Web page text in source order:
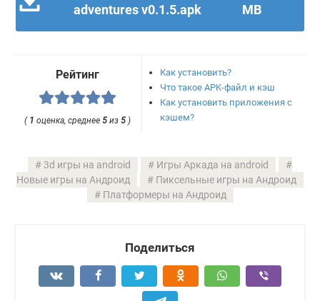
adventures v0.1.5.apk
MB
Рейтинг
( 1 оценка, среднее5 из5 )
Как установить?
Что такое APK-файл и кэш
Как установить приложения с
кэшем?
3d игры на android
Игры Аркада на android
Новые игры на Андроид
Пиксельные игры на Андроид
Платформеры на Андроид
Поделиться